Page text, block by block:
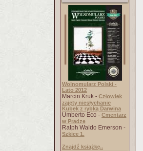
Wolnomularz Polski -
Lato 2012
Marcin Kruk - Człowiek
zajęty niesłychanie
Kubek z rybką Darwina
Umberto Eco - Cmentarz
w Pradze
Ralph Waldo Emerson -
Szkice 1.
Znajdź książkę..